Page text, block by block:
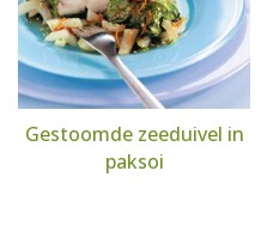
Gestoomde zeeduivel in
paksoi